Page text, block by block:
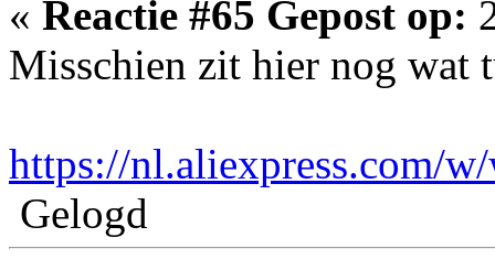
« Reactie #65 Gepost op:
Misschien zit hier nog wat
https://nl.aliexpress.com/
Gelogd